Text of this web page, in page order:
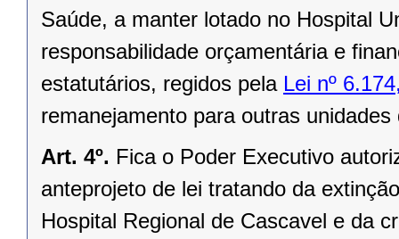
Saúde, a manter lotado no Hospital
responsabilidade orçamentária e
estatutários, regidos pela Lei nº
remanejamento para outras
Art. 4º. Fica o Poder Executivo
anteprojeto de lei tratando da
Hospital Regional de Cascavel e da